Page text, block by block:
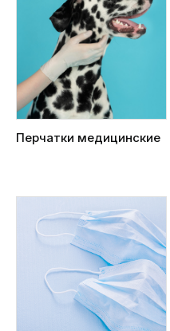
Перчатки медицинские